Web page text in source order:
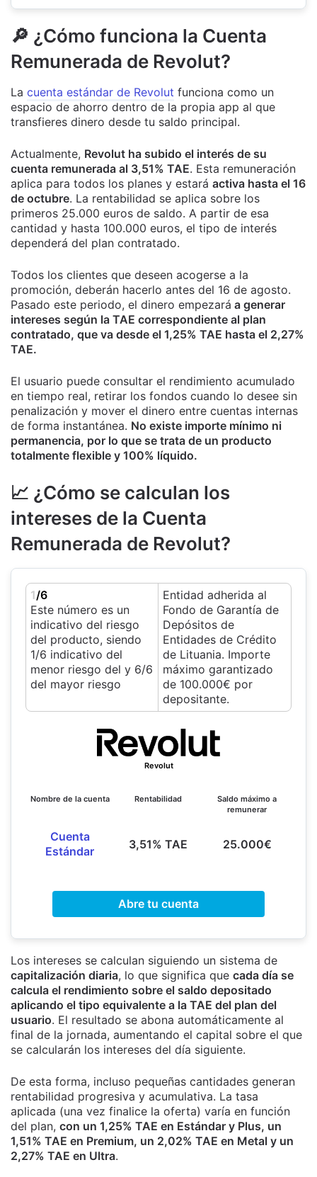
🔎 ¿Cómo funciona la Cuenta
Remunerada de Revolut?
La cuenta estándar de Revolut funciona como un
espacio de ahorro dentro de la propia app al que
transfieres dinero desde tu saldo principal.
Actualmente, Revolut ha subido el interés de su
cuenta remunerada al 3,51% TAE. Esta remuneración
aplica para todos los planes y estará activa hasta el 16
de octubre. La rentabilidad se aplica sobre los
primeros 25.000 euros de saldo. A partir de esa
cantidad y hasta 100.000 euros, el tipo de interés
dependerá del plan contratado.
Todos los clientes que deseen acogerse a la
promoción, deberán hacerlo antes del 16 de agosto.
Pasado este periodo, el dinero empezará a generar
intereses según la TAE correspondiente al plan
contratado, que va desde el 1,25% TAE hasta el 2,27%
TAE.
El usuario puede consultar el rendimiento acumulado
en tiempo real, retirar los fondos cuando lo desee sin
penalización y mover el dinero entre cuentas internas
de forma instantánea. No existe importe mínimo ni
permanencia, por lo que se trata de un producto
totalmente flexible y 100% líquido.
📈 ¿Cómo se calculan los
intereses de la Cuenta
Remunerada de Revolut?
1/6
Este número es un
indicativo del riesgo
del producto, siendo
1/6 indicativo del
menor riesgo del y 6/6
del mayor riesgo
Entidad adherida al
Fondo de Garantía de
Depósitos de
Entidades de Crédito
de Lituania. Importe
máximo garantizado
de 100.000€ por
depositante.
Revolut
Nombre de la cuenta
Cuenta
Estándar
Rentabilidad
3,51% TAE
Saldo máximo a
remunerar
25.000€
Abre tu cuenta
Los intereses se calculan siguiendo un sistema de
capitalización diaria, lo que significa que cada día se
calcula el rendimiento sobre el saldo depositado
aplicando el tipo equivalente a la TAE del plan del
usuario. El resultado se abona automáticamente al
final de la jornada, aumentando el capital sobre el que
se calcularán los intereses del día siguiente.
De esta forma, incluso pequeñas cantidades generan
rentabilidad progresiva y acumulativa. La tasa
aplicada (una vez finalice la oferta) varía en función
del plan, con un 1,25% TAE en Estándar y Plus, un
1,51% TAE en Premium, un 2,02% TAE en Metal y un
2,27% TAE en Ultra.